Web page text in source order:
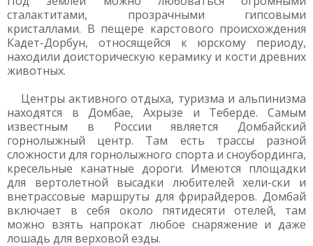
сталактитами, прозрачными гипсовыми
кристаллами. В пещере карстового происхождения
Кадет-Дорбун, относящейся к юрскому периоду,
находили доисторическую керамику и кости древних
животных.
Центры активного отдыха, туризма и альпинизма
находятся в Домбае, Ахрызе и Теберде. Самым
известным в России является Домбайский
горнолыжный центр. Там есть трассы разной
сложности для горнолыжного спорта и сноубординга,
кресельные канатные дороги. Имеются площадки
для вертолетной высадки любителей хели-ски и
внетрассовые маршруты для фрирайдеров. Домбай
включает в себя около пятидесяти отелей, там
можно взять напрокат любое снаряжение и даже
лошадь для верховой езды.